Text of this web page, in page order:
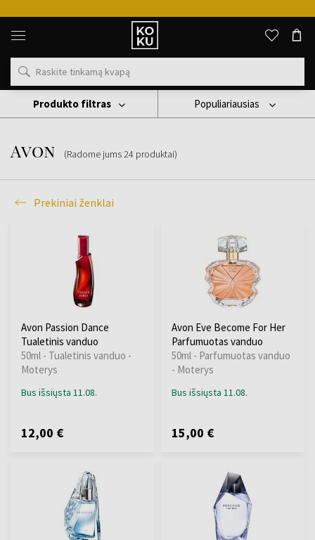
Originalūs
kvepalai
laikrodžiai
vienoje
Prekiniai Ženklai Avon
Avon (Radome jums24 produktai)
Populiariausias
Prekiniai ženklai
Produkto filtras
Avon Passion Dance
Tualetinis vanduo
50ml - Tualetinis vanduo -
Moterys
Bus išsiųsta 11.08.
12,00 €
Avon Eve Become For Her
Parfumuotas vanduo
50ml - Parfumuotas vanduo
- Moterys
Bus išsiųsta 11.08.
15,00 €